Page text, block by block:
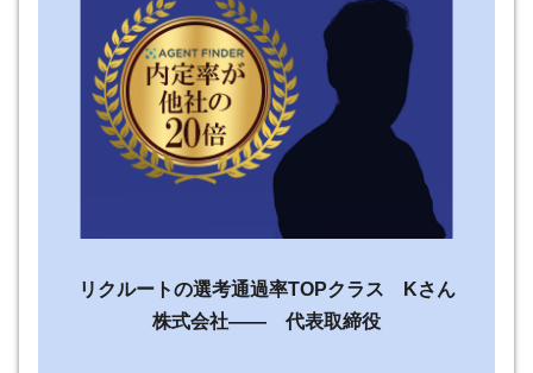
リクルートの選考通過率TOPクラス Kさん
株式会社—— 代表取締役